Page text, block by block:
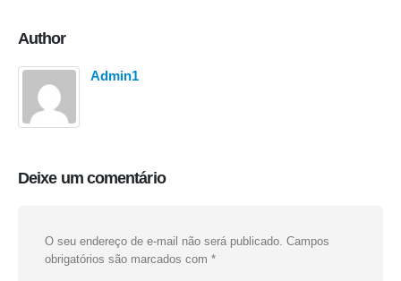
Author
Admin1
Deixe um comentário
O seu endereço de e-mail não será publicado. Campos
obrigatórios são marcados com *